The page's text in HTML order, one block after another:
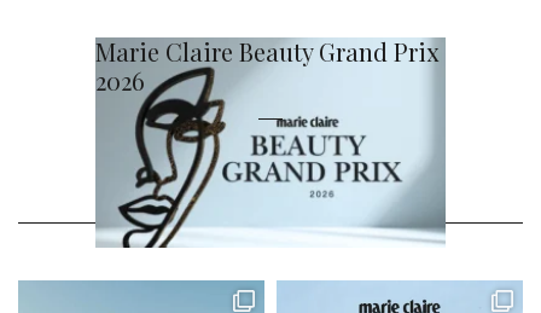
Marie Claire Beauty Grand Prix
2026
@MARIECLAIRE_HR